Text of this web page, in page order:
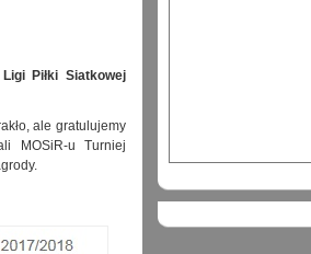
Piłki Siatkowej
ale gratulujemy
MOSiR-u Turniej